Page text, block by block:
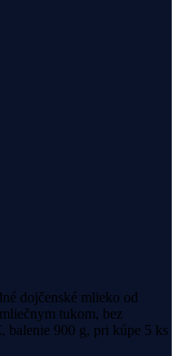
dojčenské mlieko od
tukom, bez
balenie 900 g, pri kúpe 5 ks